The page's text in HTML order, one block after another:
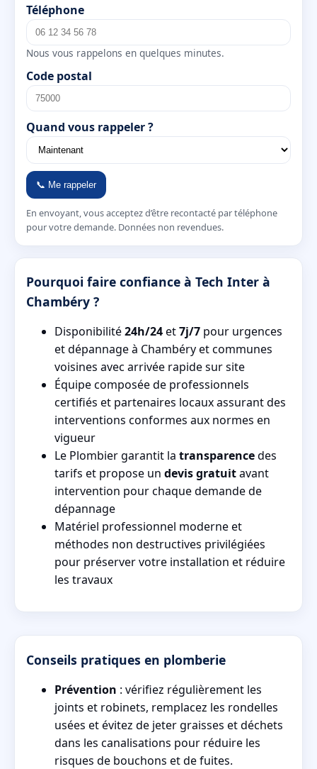
Téléphone
Nous vous rappelons en quelques minutes.
Code postal
Quand vous rappeler ?
📞 Me rappeler
En envoyant, vous acceptez d’être recontacté par téléphone
pour votre demande. Données non revendues.
Pourquoi faire confiance à Tech Inter à
Chambéry ?
Disponibilité24h/24et7j/7 pour urgences
et dépannage à Chambéry et communes
voisines avec arrivée rapide sur site
Équipe composée de professionnels
certifiés et partenaires locaux assurant des
interventions conformes aux normes en
vigueur
Le Plombier garantit la transparencedes
tarifs et propose un devis gratuitavant
intervention pour chaque demande de
dépannage
Matériel professionnel moderne et
méthodes non destructives privilégiées
pour préserver votre installation et réduire
les travaux
Conseils pratiques en plomberie
Prévention : vérifiez régulièrement les
joints et robinets, remplacez les rondelles
usées et évitez de jeter graisses et déchets
dans les canalisations pour réduire les
risques de bouchons et de fuites.